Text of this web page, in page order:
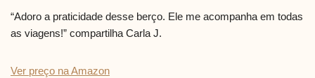
“Adoro a praticidade desse berço. Ele me acompanha em todas
as viagens!” compartilha Carla J.
Ver preço na Amazon